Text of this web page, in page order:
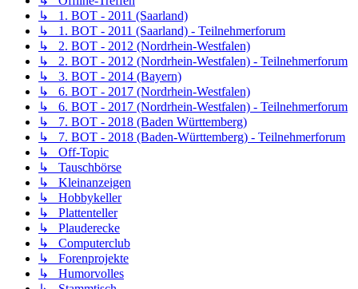
↳ 1. BOT - 2011 (Saarland)
↳ 1. BOT - 2011 (Saarland) - Teilnehmerforum
↳ 2. BOT - 2012 (Nordrhein-Westfalen)
↳ 2. BOT - 2012 (Nordrhein-Westfalen) - Teilnehmerforum
↳ 3. BOT - 2014 (Bayern)
↳ 6. BOT - 2017 (Nordrhein-Westfalen)
↳ 6. BOT - 2017 (Nordrhein-Westfalen) - Teilnehmerforum
↳ 7. BOT - 2018 (Baden Württemberg)
↳ 7. BOT - 2018 (Baden-Württemberg) - Teilnehmerforum
↳ Off-Topic
↳ Tauschbörse
↳ Kleinanzeigen
↳ Hobbykeller
↳ Plattenteller
↳ Plauderecke
↳ Computerclub
↳ Forenprojekte
↳ Humorvolles